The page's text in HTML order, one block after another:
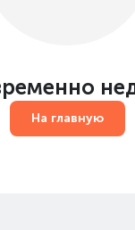
На главную